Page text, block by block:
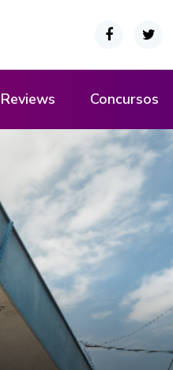
Reviews Concursos